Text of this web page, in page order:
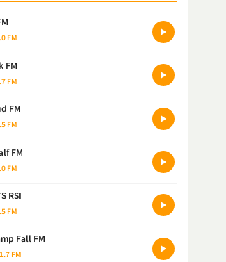
FM
FM
FM
FM
FM
FM
FM
RSI
FM
Fall FM
FM